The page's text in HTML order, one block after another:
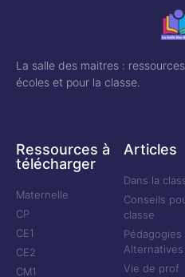
La salle des maitres :
écoles et pour la classe.
Ressources à
télécharger
Maternelle
CP
CE1
CE2
CM1
Articles
Dans la
Conseils
classe
Pédagogies
Alternatives
Vie de prof